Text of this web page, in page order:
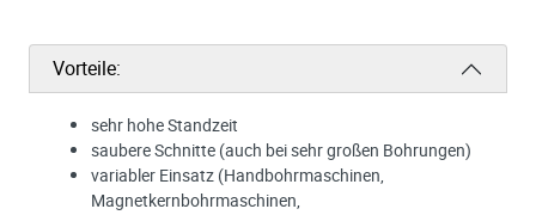
Vorteile:
sehr hohe Standzeit
saubere Schnitte (auch bei sehr großen Bohrungen)
variabler Einsatz (Handbohrmaschinen,
Magnetkernbohrmaschinen,